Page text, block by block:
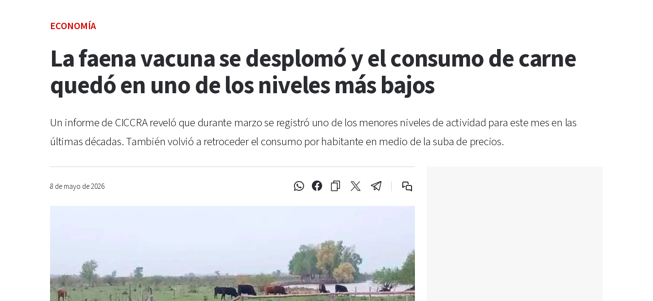
ECONOMÍA
La faena vacuna se desplomó y el consumo de carne
quedó en uno de los niveles más bajos
Un informe de CICCRA reveló que durante marzo se registró uno de los menores niveles de actividad para este mes en las
últimas décadas. También volvió a retroceder el consumo por habitante en medio de la suba de precios.
8 de mayo de 2026